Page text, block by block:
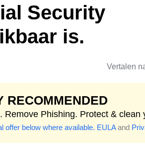
Security
is.
Vertalen
RECOMMENDED
Remove Phishing. Protect & clean
offer below where available. EULAand